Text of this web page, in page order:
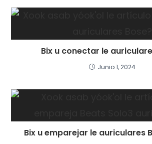
Bix u conectar le
Junio 1, 2024
Bix u emparejar le auriculares